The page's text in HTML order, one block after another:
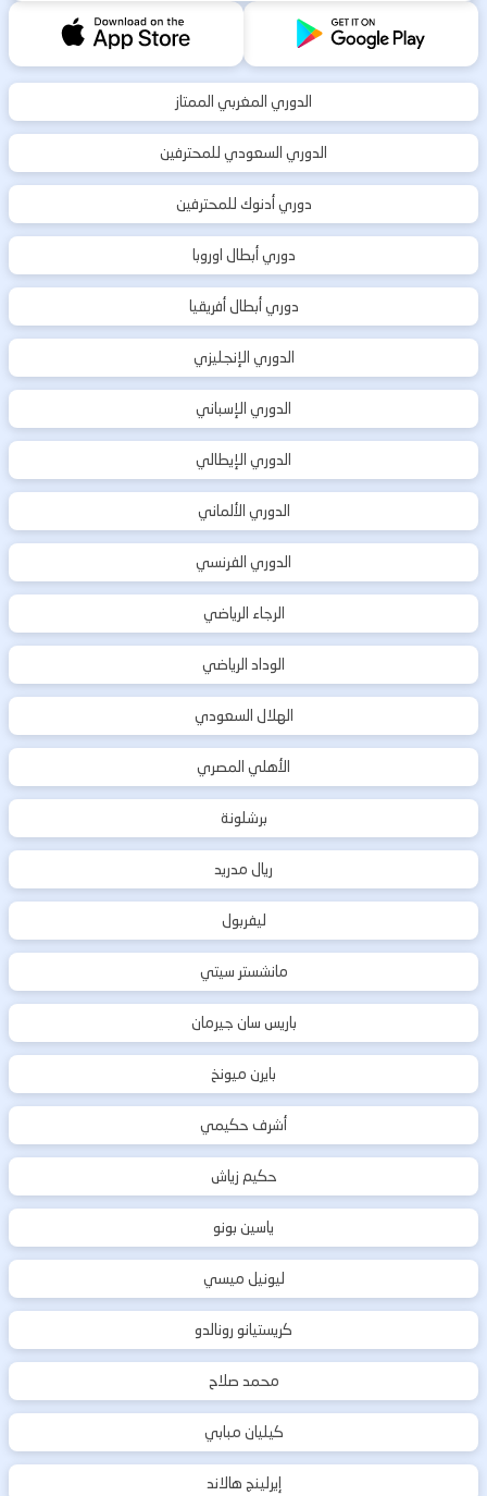
الدوري المغربي الممتاز
الدوري السعودي للمحترفين
دوري أدنوك للمحترفين
دوري أبطال اوروبا
دوري أبطال أفريقيا
الدوري الإنجليزي
الدوري الإسباني
الدوري الإيطالي
الدوري الألماني
الدوري الفرنسي
الرجاء الرياضي
الوداد الرياضي
الهلال السعودي
الأهلي المصري
برشلونة
ريال مدريد
ليفربول
مانشستر سيتي
باريس سان جيرمان
بايرن ميونخ
أشرف حكيمي
حكيم زياش
ياسين بونو
ليونيل ميسي
كريستيانو رونالدو
محمد صلاح
كيليان مبابي
إيرلينج هالاند